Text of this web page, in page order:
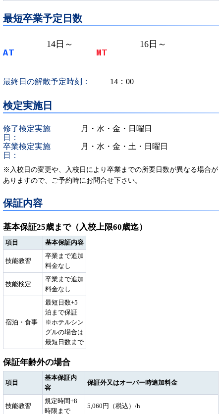
最短卒業予定日数
AT
14 日～
MT
16 日～
最終日の解散予定時刻： 14：00
検定実施日
修了検定実施
日：
月・水・金・日曜日
卒業検定実施
日：
月・水・金・土・日曜日
※入校日の変更や、入校日により卒業までの所要日数が異なる場合が
ありますので、ご予約時にお問合せ下さい。
保証内容
基本保証25歳まで（入校上限60歳迄）
項目 基本保証内容
技能教習
卒業まで追加
料金なし
技能検定
卒業まで追加
料金なし
宿泊・食事
最短日数+5
泊まで保証
※ホテルシン
グルの場合は
最短日数まで
保証年齢外の場合
項目
基本保証内
容
保証外又はオーバー時追加料金
技能教習
規定時間+8
時限まで
5,060円（税込）/h